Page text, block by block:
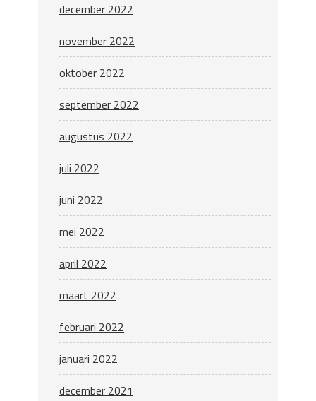
december 2022
november 2022
oktober 2022
september 2022
augustus 2022
juli 2022
juni 2022
mei 2022
april 2022
maart 2022
februari 2022
januari 2022
december 2021